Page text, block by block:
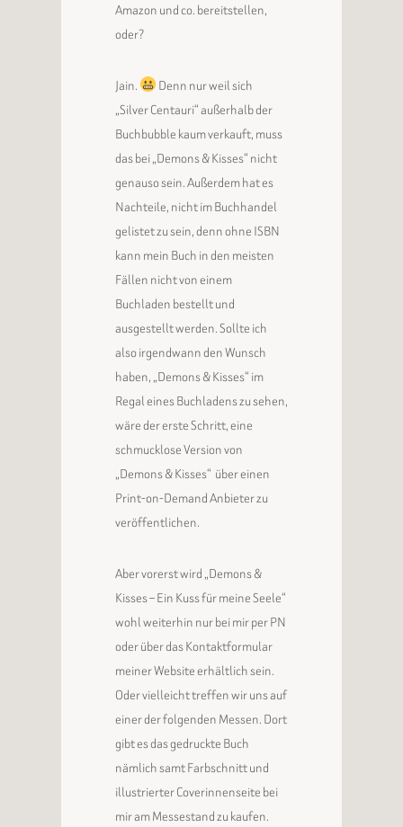
Amazon und co. bereitstellen,
oder?
Jain.
Denn nur weil sich
„Silver Centauri“ außerhalb der
Buchbubble kaum verkauft, muss
das bei „Demons & Kisses“ nicht
genauso sein. Außerdem hat es
Nachteile, nicht im Buchhandel
gelistet zu sein, denn ohne ISBN
kann mein Buch in den meisten
Fällen nicht von einem
Buchladen bestellt und
ausgestellt werden. Sollte ich
also irgendwann den Wunsch
haben, „Demons & Kisses“ im
Regal eines Buchladens zu sehen,
wäre der erste Schritt, eine
schmucklose Version von
„Demons & Kisses“ über einen
Print-on-Demand Anbieter zu
veröffentlichen.
Aber vorerst wird „Demons &
Kisses – Ein Kuss für meine Seele“
wohl weiterhin nur bei mir per PN
oder über das Kontaktformular
meiner Website erhältlich sein.
Oder vielleicht treffen wir uns auf
einer der folgenden Messen. Dort
gibt es das gedruckte Buch
nämlich samt Farbschnitt und
illustrierter Coverinnenseite bei
mir am Messestand zu kaufen.